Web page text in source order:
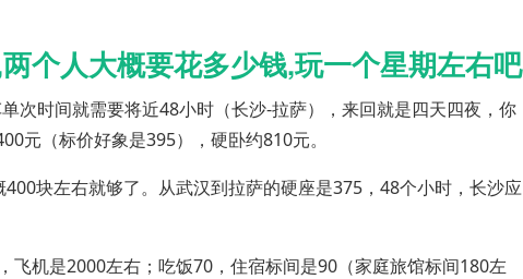
个人大概要花多少钱,玩一个星期左右吧
次时间就需要将近48小时（长沙-拉萨），来回就是四天四夜，你
元（标价好象是395），硬卧约810元。
块左右就够了。从武汉到拉萨的硬座是375，48个小时，长沙应
飞机是2000左右；吃饭70，住宿标间是90（家庭旅馆标间180左